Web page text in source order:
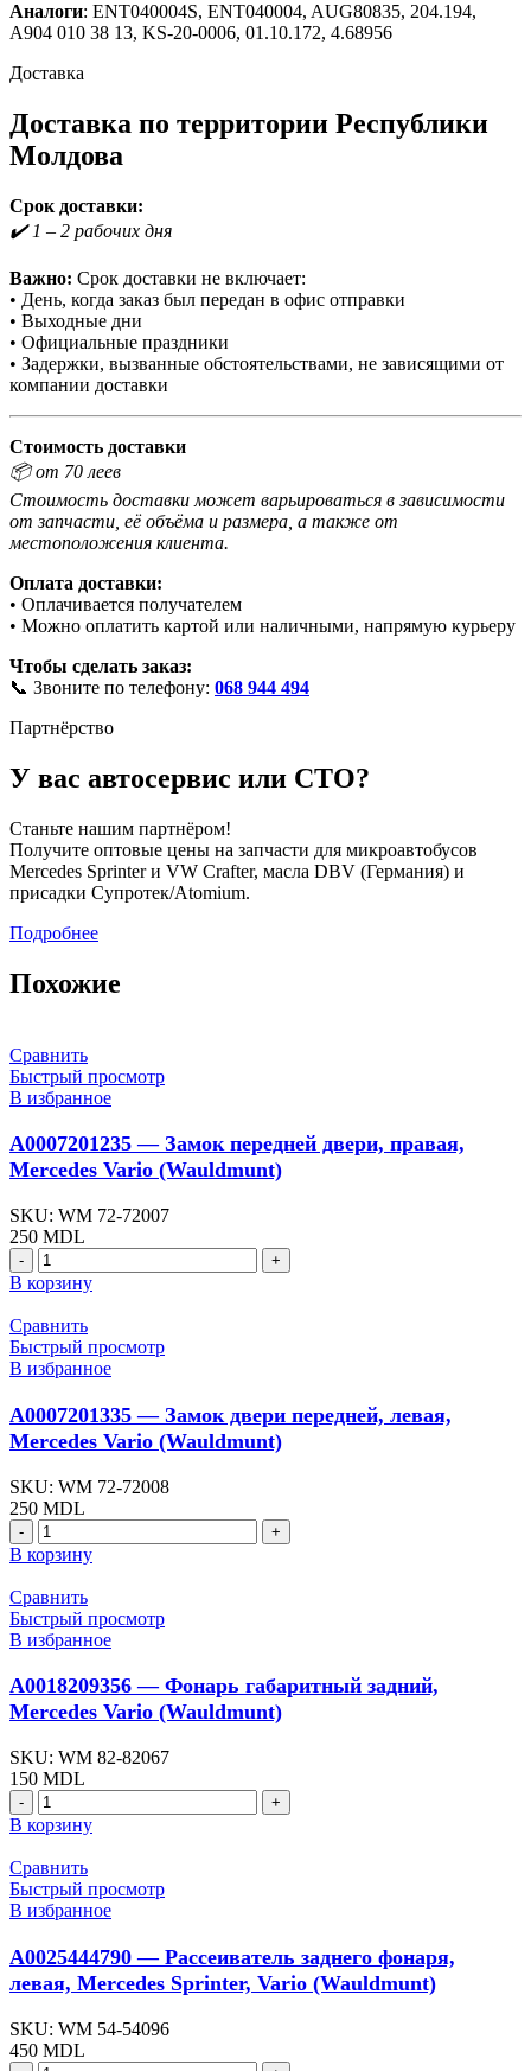
Аналоги: ENT040004S, ENT040004, AUG80835, 204.194,
A904 010 38 13, KS-20-0006, 01.10.172, 4.68956
Доставка
Доставка по территории Республики
Молдова
Срок доставки:
✔️ 1 – 2 рабочих дня
Важно: Срок доставки не включает:
• День, когда заказ был передан в офис отправки
• Выходные дни
• Официальные праздники
• Задержки, вызванные обстоятельствами, не зависящими от
компании доставки
Стоимость доставки
📦 от 70 леев
Стоимость доставки может варьироваться в зависимости
от запчасти, её объёма и размера, а также от
местоположения клиента.
Оплата доставки:
• Оплачивается получателем
• Можно оплатить картой или наличными, напрямую курьеру
Чтобы сделать заказ:
📞 Звоните по телефону: 068 944 494
Партнёрство
У вас автосервис или СТО?
Станьте нашим партнёром!
Получите оптовые цены на запчасти для микроавтобусов
Mercedes Sprinter и VW Crafter, масла DBV (Германия) и
присадки Супротек/Atomium.
Подробнее
Похожие
Сравнить
Быстрый просмотр
В избранное
A0007201235 — Замок передней двери, правая,
Mercedes Vario (Wauldmunt)
SKU: WM 72-72007
250 MDL
Количество
товара
A0007201235
-
Замок
передней
двери,
правая,
Mercedes
Vario
В корзину
Сравнить
Быстрый просмотр
В избранное
A0007201335 — Замок двери передней, левая,
Mercedes Vario (Wauldmunt)
SKU: WM 72-72008
250 MDL
Количество
товара
A0007201335
-
Замок
двери
передней,
левая,
Mercedes
Vario
В корзину
Сравнить
Быстрый просмотр
В избранное
A0018209356 — Фонарь габаритный задний,
Mercedes Vario (Wauldmunt)
SKU: WM 82-82067
150 MDL
Количество
товара
A0018209356
-
Фонарь
габаритный
задний,
Mercedes
Vario
(Wauldmunt)
В корзину
Сравнить
Быстрый просмотр
В избранное
A0025444790 — Рассеиватель заднего фонаря,
левая, Mercedes Sprinter, Vario (Wauldmunt)
SKU: WM 54-54096
450 MDL